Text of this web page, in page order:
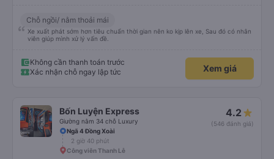
Chỗ ngồi/ nằm thoải mái
Xe xuất phát sớm hơn tiêu chuẩn thời gian nên ko kịp lên xe, Sau đó có nhân
viên giúp mình xử lý vấn đề.
Không cần thanh toán trước
Xác nhận chỗ ngay lập tức
Xem giá
Bốn Luyện Express
Giường nằm 34 chỗ Luxury
4.2
(546 đánh giá)
Ngã 4 Đồng Xoài
2 giờ 40 phút
Công viên Thanh Lễ